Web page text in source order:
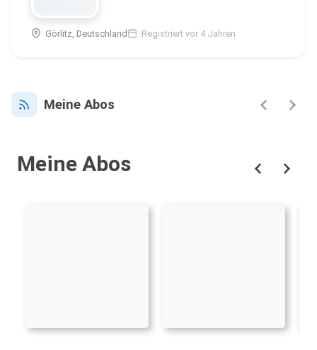
Görlitz, Deutschland Registriert vor 4 Jahren
Meine Abos
Meine Abos